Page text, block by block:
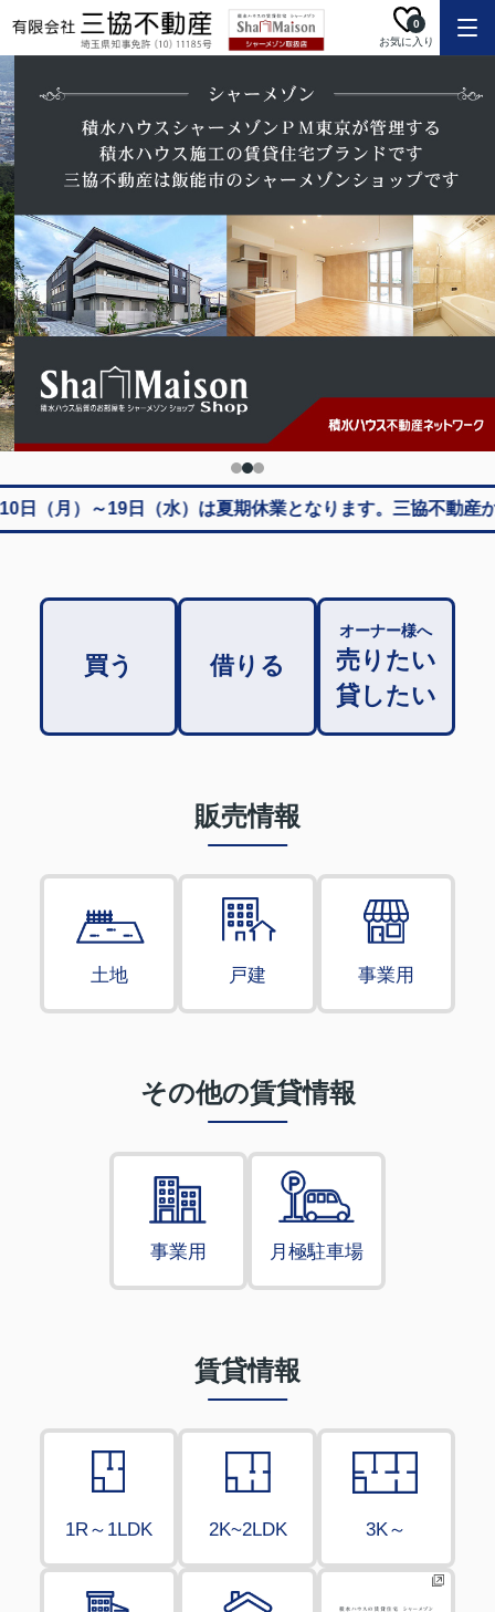
お気に入り
0
月）～19日（水）は夏期休業となります。三協不動産か
買う 借りる
オーナー様へ
売りたい
貸したい
販売情報
土地 戸建 事業用
その他の賃貸情報
事業用 月極駐車場
賃貸情報
1R～1LDK 2K~2LDK 3K～